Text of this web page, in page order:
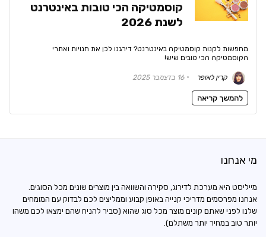
קוסמטיקה הכי טובות באינטרנט
לשנת 2026
מחפשות לקנות קוסמטיקה באינטרנט? דירגנו לכן את חנויות ואתרי
הקוסמטיקה הכי טובים שיש!
קרין לאופר 16 בדצמבר 2025
להמשך קריאה
מי אנחנו
מייליסט היא מערכת לדירוג, סקירה והשוואה בין מוצרים שונים מכל הסוגים.
אנחנו מפרסמים מדריכי קנייה באופן קבוע וממליצים לכם לבדוק עם המומחים
שלנו לפני שאתם קונים מוצר מכל סוג שהוא (סביר להניח שהם ימצאו לכם משהו
יותר טוב במחיר יותר משתלם).